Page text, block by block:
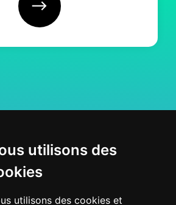
utilisons des
utilisons des cookies et
du Botanique
Botanique, 55